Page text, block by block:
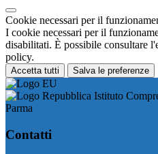
Cookie necessari per il
I cookie necessari per il
disabilitati. È possibile consultare
policy.
Accetta tutti Salva le preferenze
Istituto
Parma
Contatti